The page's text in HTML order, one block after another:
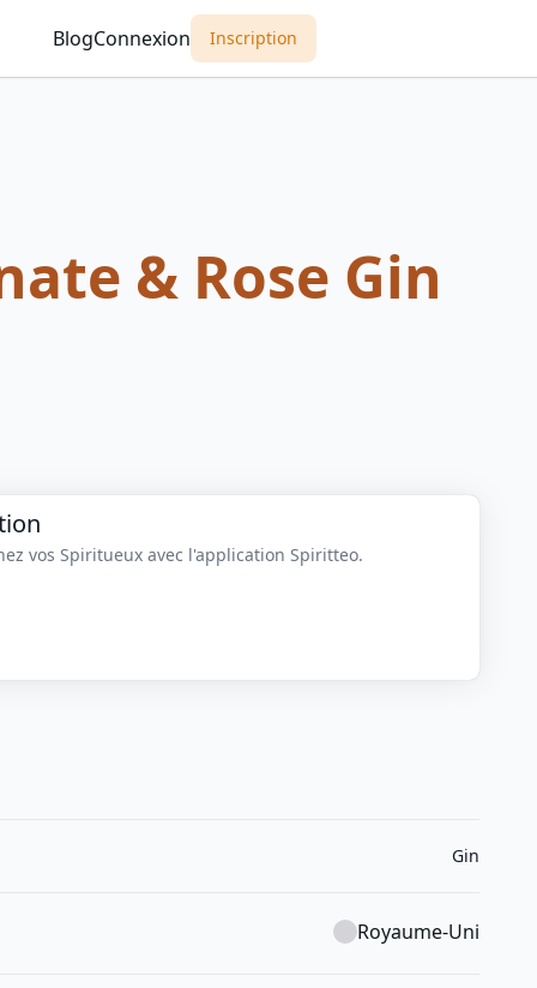
BlogConnexion Inscription
& Rose Gin
vos Spiritueux avec l'application Spiritteo.
Gin
Royaume-Uni